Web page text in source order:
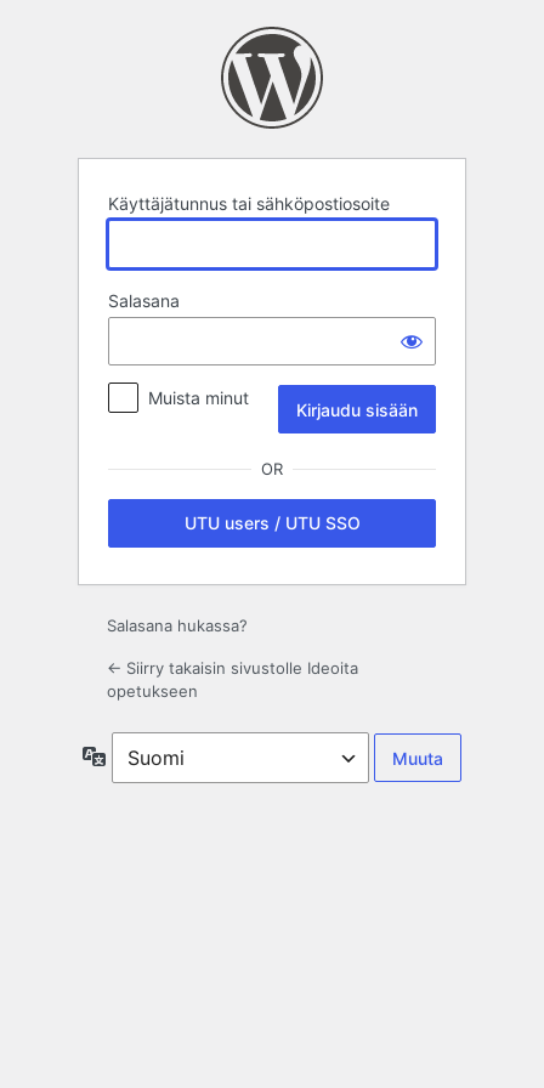
Käyttäjätunnus tai sähköpostiosoite
Salasana
Muista minut
OR
UTU users / UTU SSO
Salasana hukassa?
← Siirry takaisin sivustolle Ideoita
opetukseen
Kieli